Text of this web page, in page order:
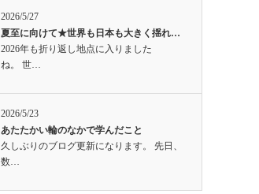
2026/5/27
夏至に向けて★世界も日本も大きく揺れ…
2026年も折り返し地点に入りました
ね。 世…
2026/5/23
あたたかい輪のなかで学んだこと
久しぶりのブログ更新になります。 先日、
数…